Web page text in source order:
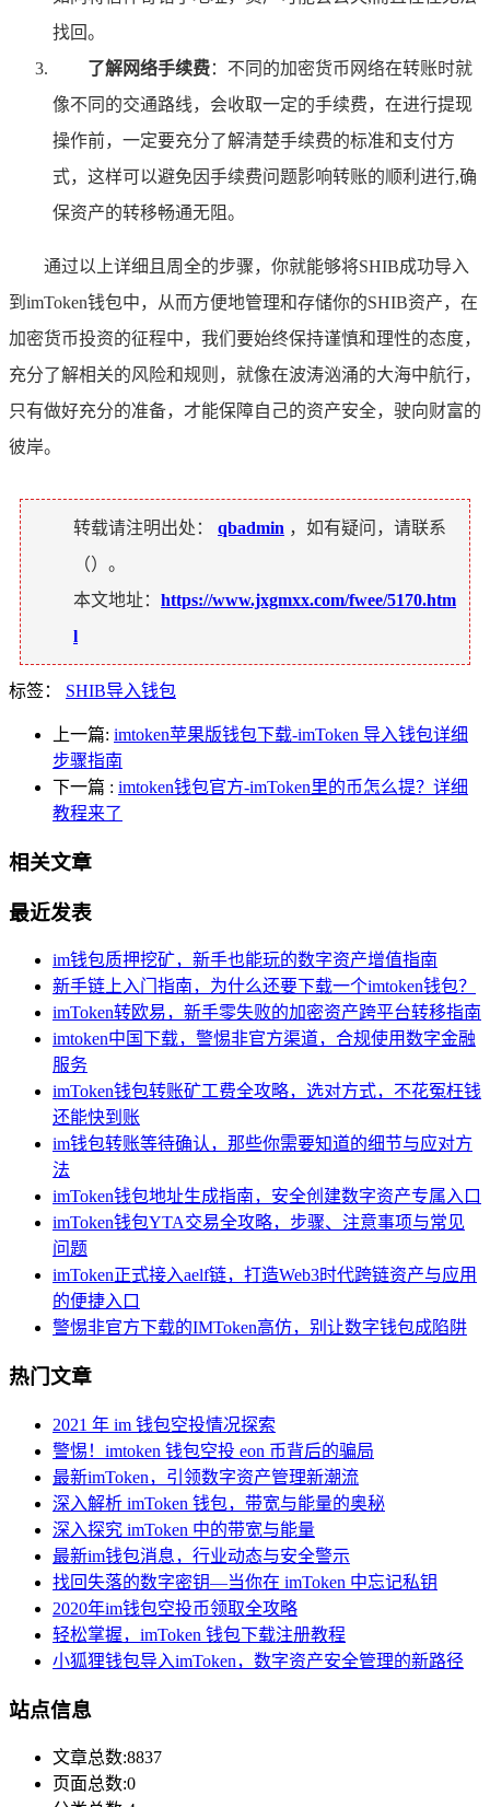
找回。
了解网络手续费：不同的加密货币网络在转账时就
像不同的交通路线，会收取一定的手续费，在进行提现
操作前，一定要充分了解清楚手续费的标准和支付方
式，这样可以避免因手续费问题影响转账的顺利进行,确
保资产的转移畅通无阻。
通过以上详细且周全的步骤，你就能够将SHIB成功导入
到imToken钱包中，从而方便地管理和存储你的SHIB资产，在
加密货币投资的征程中，我们要始终保持谨慎和理性的态度，
充分了解相关的风险和规则，就像在波涛汹涌的大海中航行，
只有做好充分的准备，才能保障自己的资产安全，驶向财富的
彼岸。
转载请注明出处： qbadmin ，如有疑问，请联系
（）。
本文地址： https://www.jxgmxx.com/fwee/5170.htm
l
标签： SHIB导入钱包
上一篇: imtoken苹果版钱包下载-imToken 导入钱包详细
步骤指南
下一篇 : imtoken钱包官方-imToken里的币怎么提？详细
教程来了
相关文章
最近发表
im钱包质押挖矿，新手也能玩的数字资产增值指南
新手链上入门指南，为什么还要下载一个imtoken钱包？
imToken转欧易，新手零失败的加密资产跨平台转移指南
imtoken中国下载，警惕非官方渠道，合规使用数字金融
服务
imToken钱包转账矿工费全攻略，选对方式，不花冤枉钱
还能快到账
im钱包转账等待确认，那些你需要知道的细节与应对方
法
imToken钱包地址生成指南，安全创建数字资产专属入口
imToken钱包YTA交易全攻略，步骤、注意事项与常见
问题
imToken正式接入aelf链，打造Web3时代跨链资产与应用
的便捷入口
警惕非官方下载的IMToken高仿，别让数字钱包成陷阱
热门文章
2021 年 im 钱包空投情况探索
警惕！imtoken 钱包空投 eon 币背后的骗局
最新imToken，引领数字资产管理新潮流
深入解析 imToken 钱包，带宽与能量的奥秘
深入探究 imToken 中的带宽与能量
最新im钱包消息，行业动态与安全警示
找回失落的数字密钥—当你在 imToken 中忘记私钥
2020年im钱包空投币领取全攻略
轻松掌握，imToken 钱包下载注册教程
小狐狸钱包导入imToken，数字资产安全管理的新路径
站点信息
文章总数:8837
页面总数:0